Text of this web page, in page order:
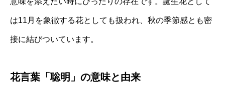
は11月を象徴する花としても扱われ、秋の季節感とも密
接に結びついています。
花言葉「聡明」の意味と由来